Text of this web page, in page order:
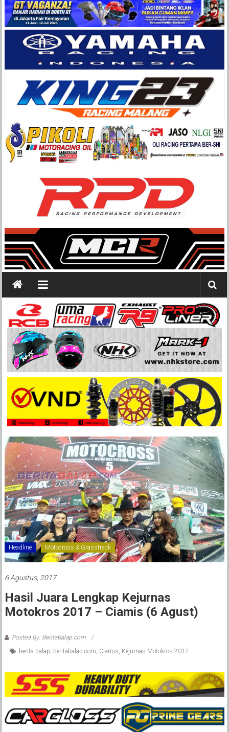
Balap
Paling
Lengkap
Headline Motocross & Grasstrack
6 Agustus, 2017
Hasil Juara Lengkap Kejurnas
Motokros 2017 – Ciamis (6 Agust)
Posted By: BeritaBalap.com
berita balap, beritabalap.com, Ciamis, Kejurnas Motokros 2017